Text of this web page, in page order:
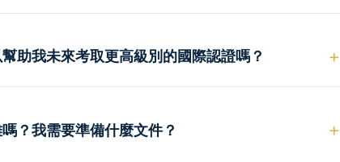
簽名檔加上MIMC (Member of IMCHK)銜稱。
中的曝光率與信任度。
推薦，您申請成為 Full Member 時，可
全數豁免
（首年僅需繳付 $1900 年費），以獲取專業顧問資
助我未來考取更高級別的國際認證嗎？ +
個國家認可的
CMC (國際註冊管理顧問)
鋪平道路。
？我需要準備什麼文件？ +